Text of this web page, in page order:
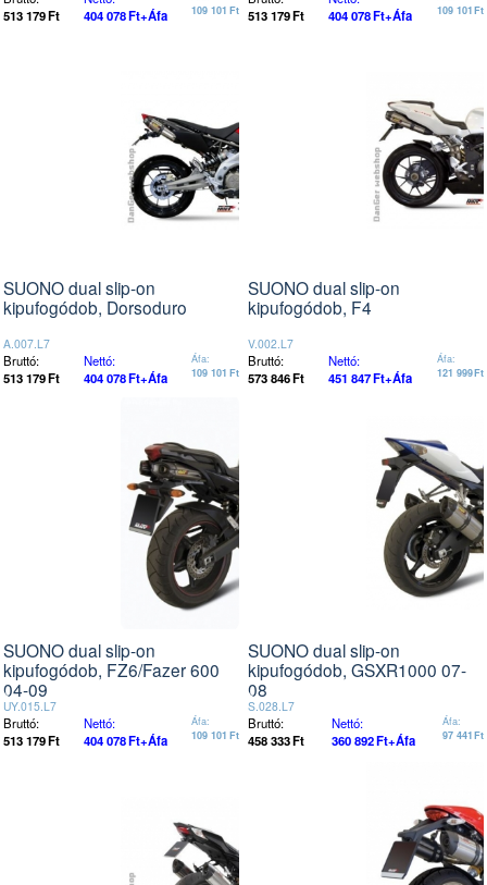
513 179Ft
404 078Ft+Áfa
109 101 Ft
513 179Ft
404 078Ft+Áfa
109 101Ft
SUONO dual slip-on
kipufogódob, Dorsoduro
A.007.L7
Bruttó:
513 179Ft
Nettó:
404 078Ft+Áfa
Áfa:
109 101 Ft
SUONO dual slip-on
kipufogódob, F4
V.002.L7
Bruttó:
573 846Ft
Nettó:
451 847Ft+Áfa
Áfa:
121 999Ft
SUONO dual slip-on
kipufogódob, FZ6/Fazer 600
04-09
UY.015.L7
Bruttó:
513 179Ft
Nettó:
404 078Ft+Áfa
Áfa:
109 101 Ft
SUONO dual slip-on
kipufogódob, GSXR1000 07-
08
S.028.L7
Bruttó:
458 333Ft
Nettó:
360 892Ft+Áfa
Áfa:
97 441Ft